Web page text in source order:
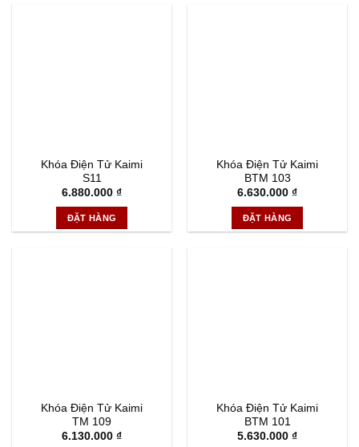
Khóa Điện Tử Kaimi
S11
6.880.000 ₫
ĐẶT HÀNG
Khóa Điện Tử Kaimi
BTM 103
6.630.000 ₫
ĐẶT HÀNG
Khóa Điện Tử Kaimi
TM 109
6.130.000 ₫
Khóa Điện Tử Kaimi
BTM 101
5.630.000 ₫